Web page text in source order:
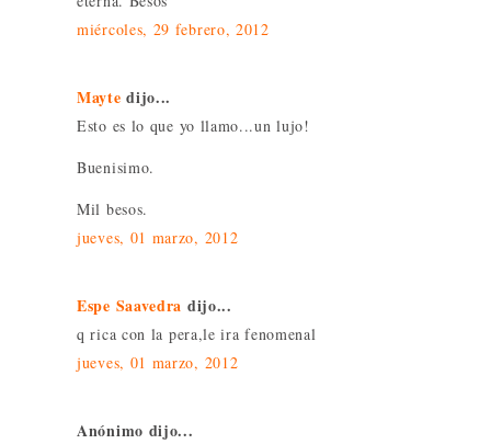
miércoles, 29 febrero, 2012
Mayte dijo...
Esto es lo que yo llamo...un lujo!
Buenisimo.
Mil besos.
jueves, 01 marzo, 2012
Espe Saavedra dijo...
q rica con la pera,le ira fenomenal
jueves, 01 marzo, 2012
Anónimo dijo...